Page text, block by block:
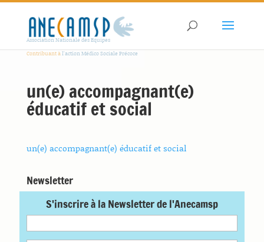
Association Nationale des Equipes
Contribuant àl'action Médico Sociale Précoce
un(e) accompagnant(e)
éducatif et social
un(e) accompagnant(e) éducatif et social
Newsletter
S'inscrire à la Newsletter de l'Anecamsp